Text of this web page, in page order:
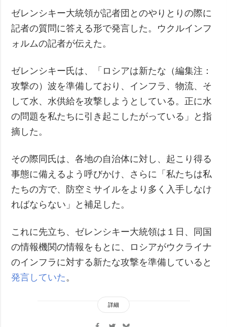
ゼレンシキー大統領が記者団とのやりとりの際に
記者の質問に答える形で発言した。ウクルインフ
ォルムの記者が伝えた。
ゼレンシキー氏は、「ロシアは新たな（編集注：
攻撃の）波を準備しており、インフラ、物流、そ
して水、水供給を攻撃しようとしている。正に水
の問題を私たちに引き起こしたがっている」と指
摘した。
その際同氏は、各地の自治体に対し、起こり得る
事態に備えるよう呼びかけ、さらに「私たちは私
たちの方で、防空ミサイルをより多く入手しなけ
ればならない」と補足した。
これに先立ち、ゼレンシキー大統領は１日、同国
の情報機関の情報をもとに、ロシアがウクライナ
のインフラに対する新たな攻撃を準備していると
発言していた 。
詳細